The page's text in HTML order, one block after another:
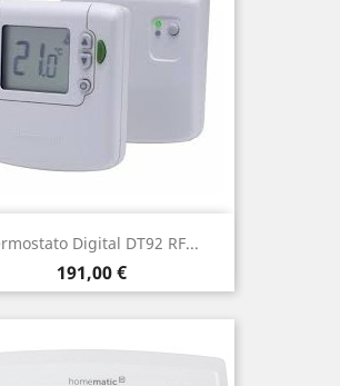
Digital DT92 RF...
Precio
191,00 €